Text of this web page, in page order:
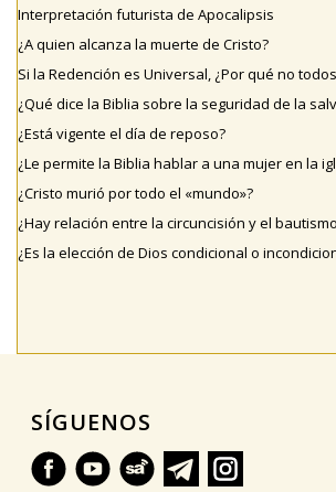
Interpretación futurista de Apocalipsis
¿A quien alcanza la muerte de Cristo?
Si la Redención es Universal, ¿Por qué no
¿Qué dice la Biblia sobre la seguridad de la
¿Está vigente el día de reposo?
¿Le permite la Biblia hablar a una mujer en la
¿Cristo murió por todo el «mundo»?
¿Hay relación entre la circuncisión y el
¿Es la elección de Dios condicional o
SÍGUENOS